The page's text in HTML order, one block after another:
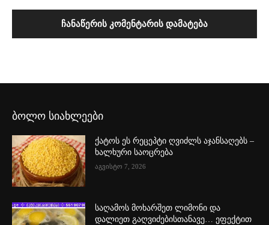
ბოლო სიახლეები
ქატოს ეს რეცეპტი ღვიძლს აჯანსაღებს –
ხალხური საოცრება
აგვისტო 7, 2026
საღამოს მოხარშეთ ლიმონი და
დალიეთ გაღვიძებისთანავე… ეფექტით